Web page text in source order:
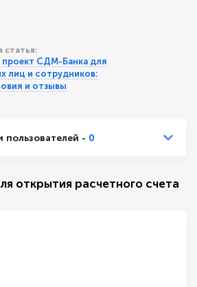
статья:
проект СДМ-Банка для
лиц и сотрудников:
и отзывы
пользователей - 0
открытия расчетного счета